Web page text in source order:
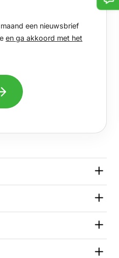
een nieuwsbrief
en ga akkoord met het